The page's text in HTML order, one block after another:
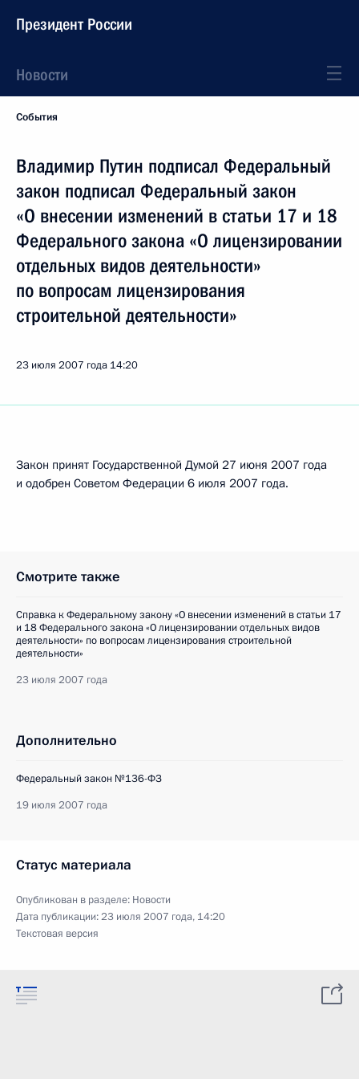
Президент России
Новости
События
Владимир Путин подписал Федеральный
закон подписал Федеральный закон
«О внесении изменений в статьи 17 и 18
Федерального закона «О лицензировании
отдельных видов деятельности»
по вопросам лицензирования
строительной деятельности»
23 июля 2007 года 14:20
Закон принят Государственной Думой 27 июня 2007 года
и одобрен Советом Федерации 6 июля 2007 года.
Смотрите также
Справка к Федеральному закону «О внесении изменений в статьи 17
и 18 Федерального закона «О лицензировании отдельных видов
деятельности» по вопросам лицензирования строительной
деятельности»
23 июля 2007 года
Дополнительно
Федеральный закон №136-ФЗ
19 июля 2007 года
Статус материала
Опубликован в разделе: Новости
Дата публикации:23 июля 2007 года, 14:20
Текстовая версия